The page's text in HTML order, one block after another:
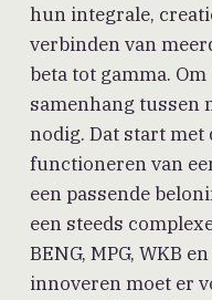
hun integrale,
verbinden van
beta tot gamma.
samenhang tussen
nodig. Dat start met
functioneren van
een passende
een steeds
BENG, MPG, WKB
innoveren moet er